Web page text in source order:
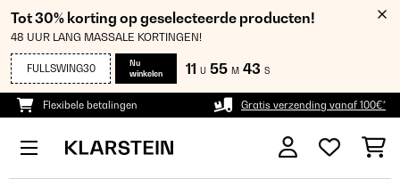
Tot 30% korting op geselecteerde producten!
48 UUR LANG MASSALE KORTINGEN!
FULLSWING30
Nu
winkelen
11 U 55 M 42 S
Flexibele betalingen Gratis verzending vanaf 100€*